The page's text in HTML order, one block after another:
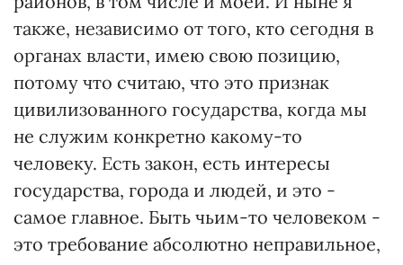
также, независимо от того, кто сегодня в
органах власти, имею свою позицию,
потому что считаю, что это признак
цивилизованного государства, когда мы
не служим конкретно какому-то
человеку. Есть закон, есть интересы
государства, города и людей, и это -
самое главное. Быть чьим-то человеком -
это требование абсолютно неправильное,